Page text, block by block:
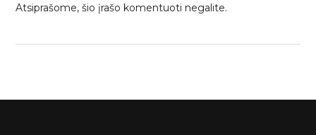
Atsiprašome, šio įrašo komentuoti negalite.